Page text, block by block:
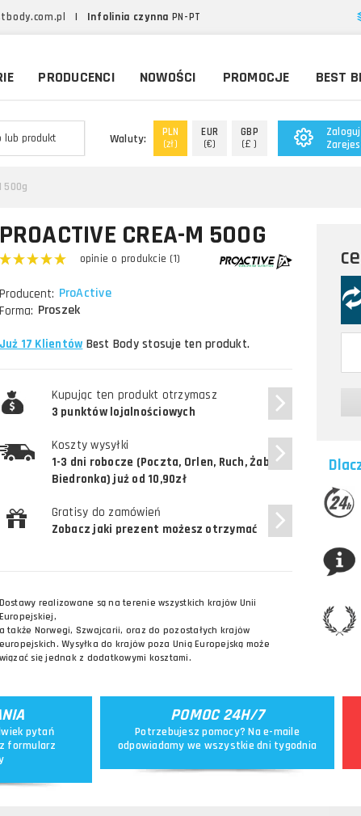
| Infolinia czynna PN-PT
PRODUCENCI NOWOŚCI PROMOCJE BEST
Waluty:
PLN
(zł)
EUR
(€)
GBP
(£ )
500g
PROACTIVE CREA-M 500G
opinie o produkcie (1)
Producent: ProActive
Forma: Proszek
Już 17 Klientów Best Body stosuje ten produkt.
Kupując ten produkt otrzymasz
3 punktów lojalnościowych
Koszty wysyłki
1-3 dni robocze (Poczta, Orlen, Ruch, Żabka,
Biedronka) już od 10,90zł
Gratisy do zamówień
Zobacz jaki prezent możesz otrzymać
Dostawy realizowane są na terenie wszystkich krajów Unii
Europejskiej,
a także Norwegi, Szwajcarii, oraz do pozostałych krajów
europejskich. Wysyłka do krajów poza Unią Europejską może
wiązać się jednak z dodatkowymi kosztami.
pytań
formularz
POMOC 24H/7
Potrzebujesz pomocy? Na e-maile
odpowiadamy we wszystkie dni tygodnia